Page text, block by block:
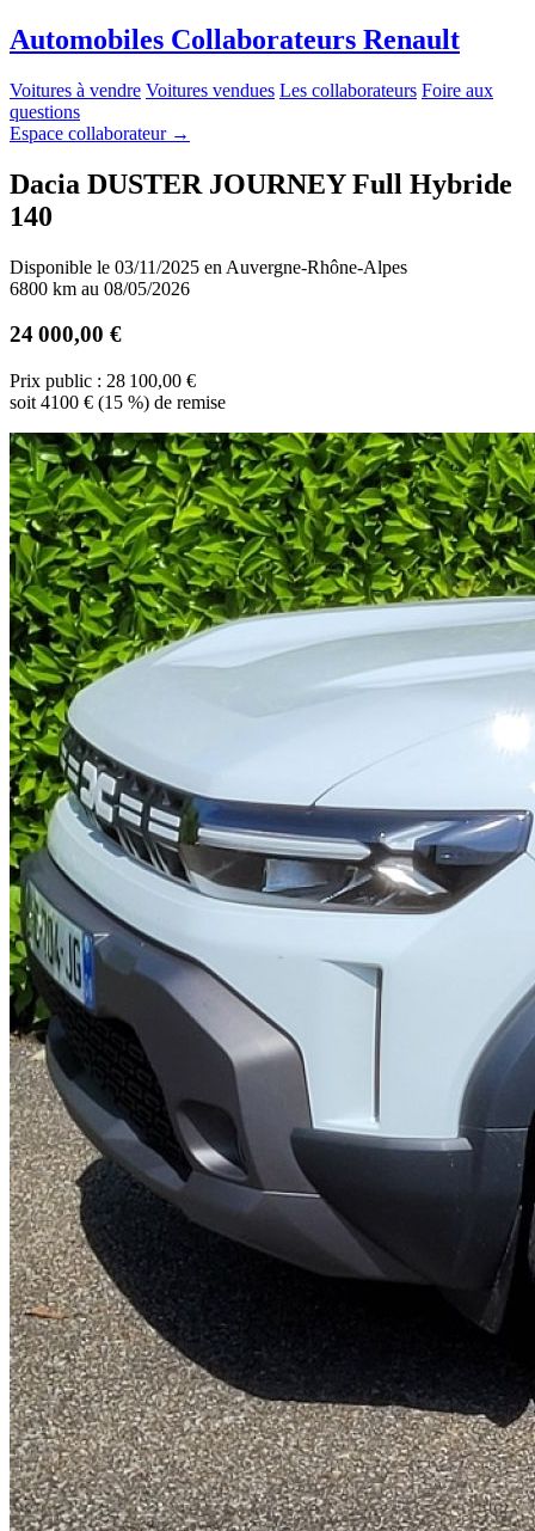
Automobiles Collaborateurs Renault
Voitures à vendre Voitures vendues Les collaborateurs Foire aux
questions
Espace collaborateur →
Dacia DUSTER JOURNEY Full Hybride
140
Disponible le 03/11/2025 en Auvergne-Rhône-Alpes
6800 km au 08/05/2026
24 000,00 €
Prix public : 28 100,00 €
soit 4100 € (15 %) de remise